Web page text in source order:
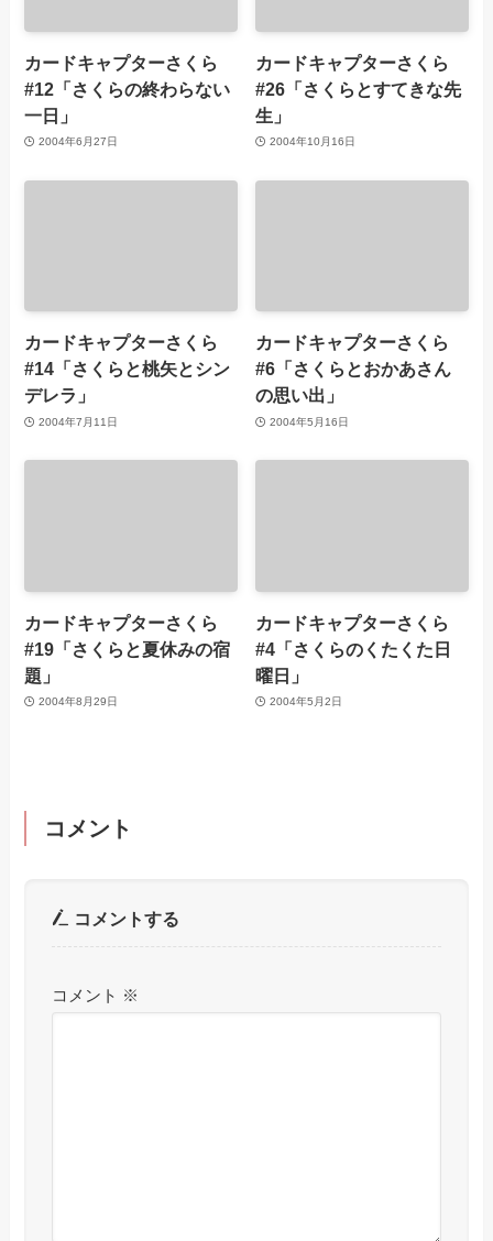
カードキャプターさくら
#12「さくらの終わらない
一日」
2004年6月27日
カードキャプターさくら
#26「さくらとすてきな先
生」
2004年10月16日
カードキャプターさくら
#14「さくらと桃矢とシン
デレラ」
2004年7月11日
カードキャプターさくら
#6「さくらとおかあさん
の思い出」
2004年5月16日
カードキャプターさくら
#19「さくらと夏休みの宿
題」
2004年8月29日
カードキャプターさくら
#4「さくらのくたくた日
曜日」
2004年5月2日
コメント
コメントする
コメント ※